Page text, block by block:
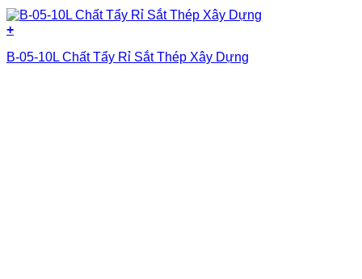
+
B-05-10L Chất Tẩy Rỉ Sắt Thép Xây Dựng